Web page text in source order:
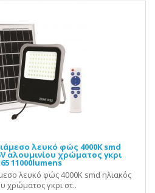
λευκό φώς 4000Κ smd
αλουμινίου χρώματος γκρι
11000lumens
λευκό φώς 4000Κ smd ηλιακός
χρώματος γκρι στ..